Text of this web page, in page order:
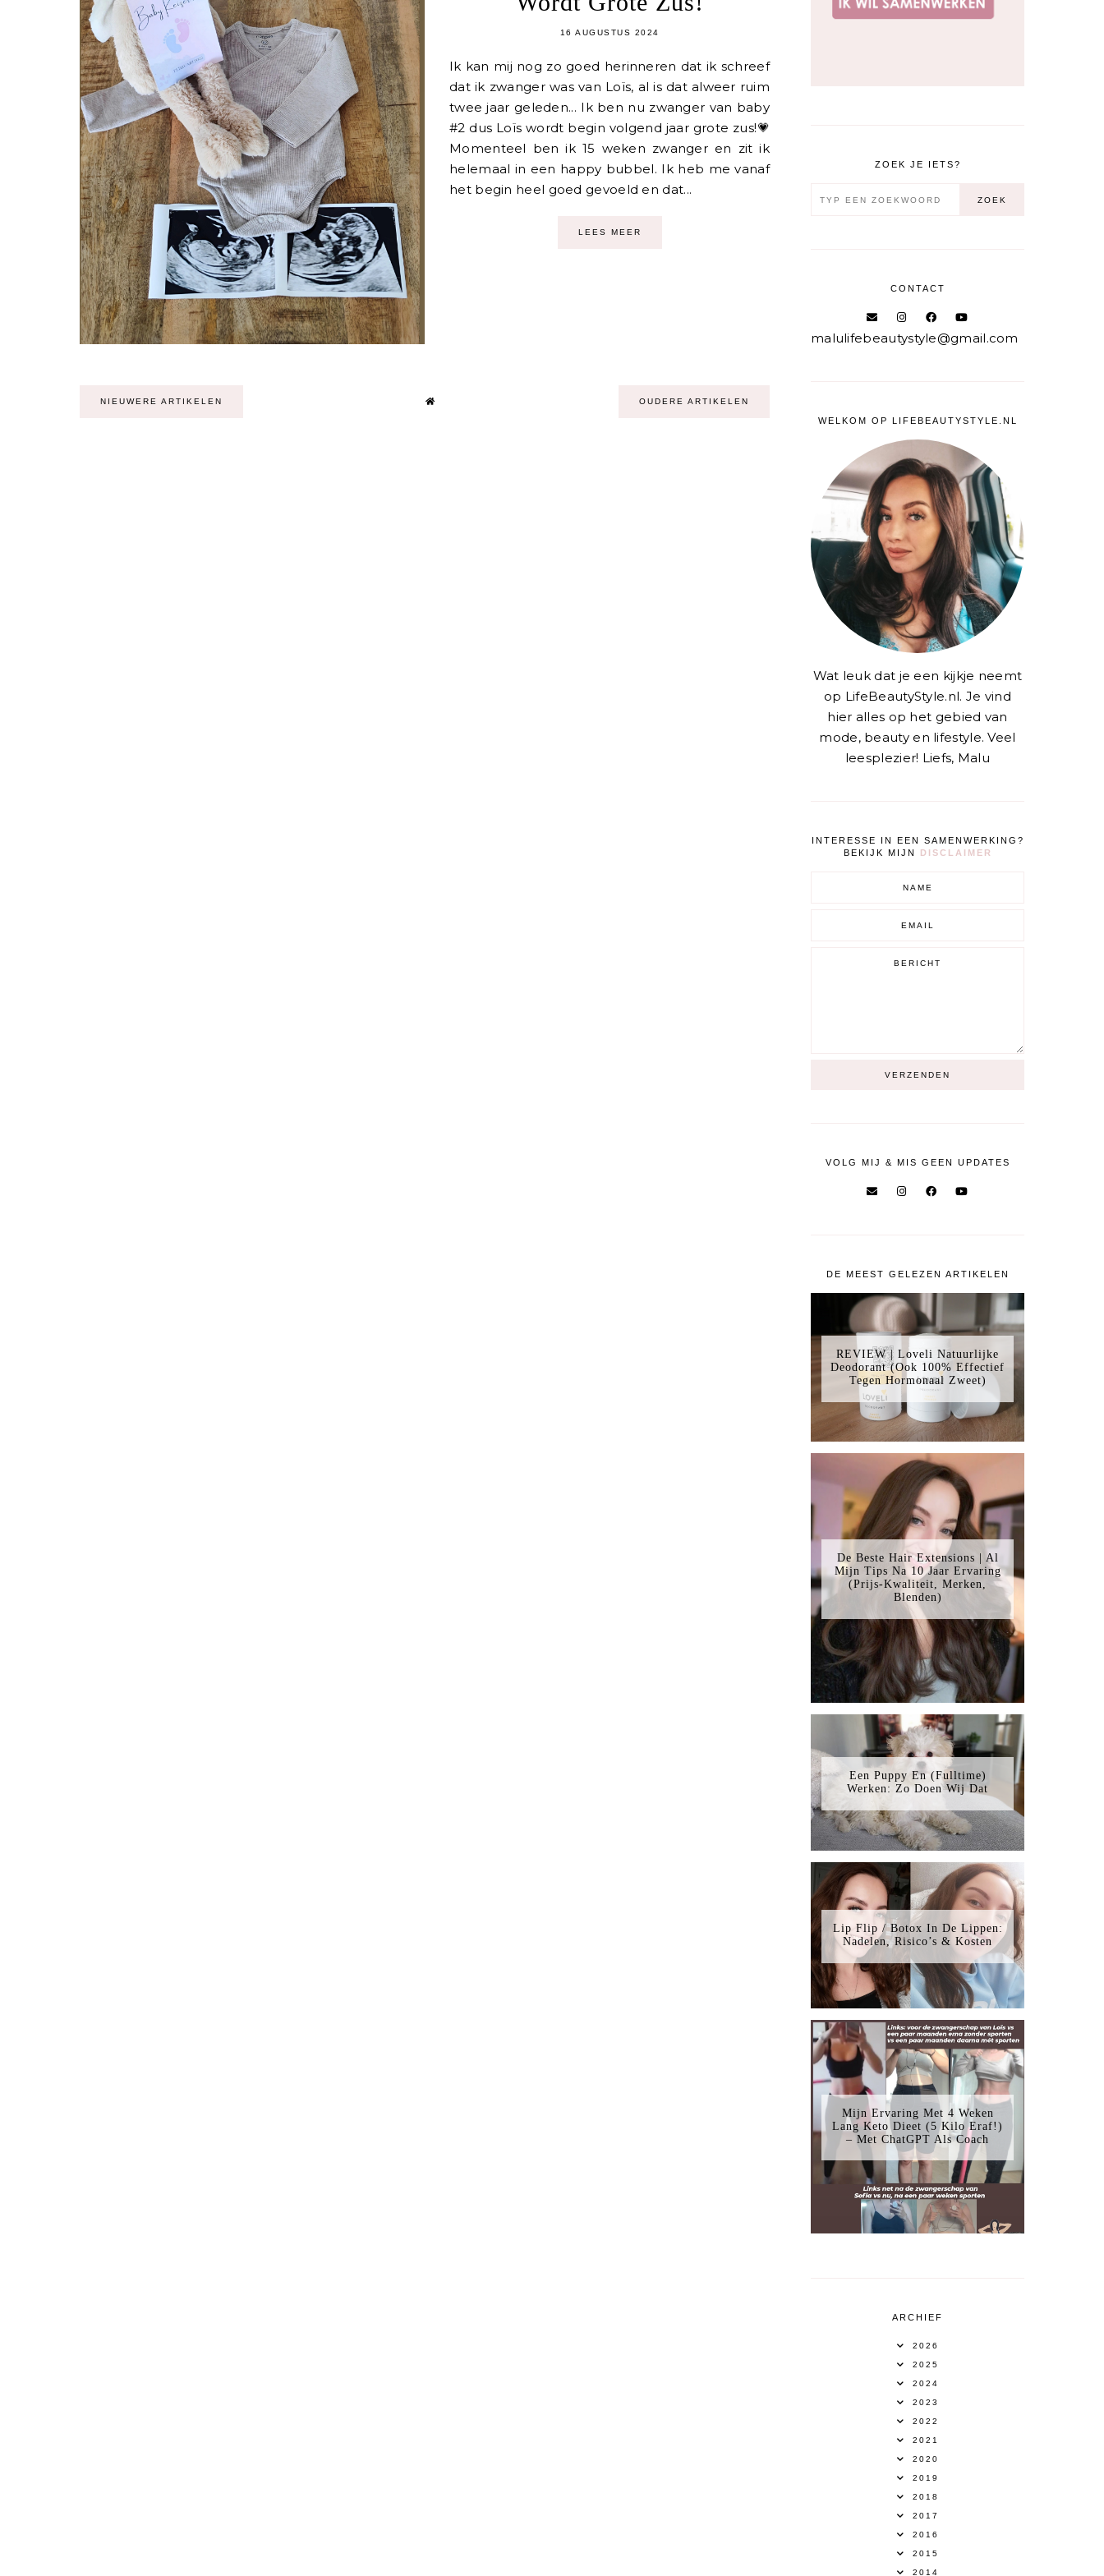
16 AUGUSTUS 2024
Ik kan mij nog zo goed herinneren dat ik schreef
dat ik zwanger was van Loïs, al is dat alweer ruim
twee jaar geleden... Ik ben nu zwanger van baby
#2 dus Loïs wordt begin volgend jaar grote zus!💗
Momenteel ben ik 15 weken zwanger en zit ik
helemaal in een happy bubbel. Ik heb me vanaf
het begin heel goed gevoeld en dat...
LEES MEER
NIEUWERE ARTIKELEN OUDERE ARTIKELEN
ZOEK JE IETS?
CONTACT
malulifebeautystyle@gmail.com
WELKOM OP LIFEBEAUTYSTYLE.NL
Wat leuk dat je een kijkje neemt
op LifeBeautyStyle.nl. Je vind
hier alles op het gebied van
mode, beauty en lifestyle. Veel
leesplezier! Liefs, Malu
INTERESSE IN EEN SAMENWERKING?
BEKIJK MIJN
DISCLAIMER
VOLG MIJ & MIS GEEN UPDATES
DE MEEST GELEZEN ARTIKELEN
REVIEW | Loveli Natuurlijke
Deodorant (Ook 100% Effectief
Tegen Hormonaal Zweet)
De Beste Hair Extensions | Al
Mijn Tips Na 10 Jaar Ervaring
(Prijs-Kwaliteit, Merken,
Blenden)
Een Puppy En (Fulltime)
Werken: Zo Doen Wij Dat
Lip Flip / Botox In De Lippen:
Nadelen, Risico’s & Kosten
Mijn Ervaring Met 4 Weken
Lang Keto Dieet (5 Kilo Eraf!)
– Met ChatGPT Als Coach
ARCHIEF
2026
2025
2024
2023
2022
2021
2020
2019
2018
2017
2016
2015
2014